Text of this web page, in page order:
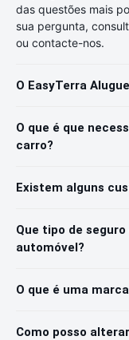
das questões mais
sua pergunta,
ou contacte-nos.
O EasyTerra
O que é que
carro?
Existem alguns
Que tipo de
automóvel?
O que é uma
Como posso